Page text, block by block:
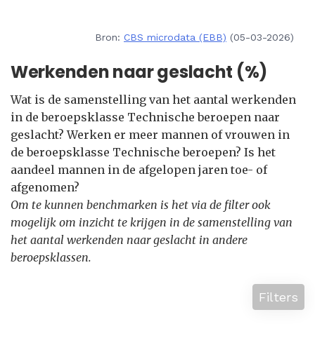
Bron: CBS microdata (EBB) (05-03-2026)
Werkenden naar geslacht (%)
Wat is de samenstelling van het aantal werkenden
in de beroepsklasse Technische beroepen naar
geslacht? Werken er meer mannen of vrouwen in
de beroepsklasse Technische beroepen? Is het
aandeel mannen in de afgelopen jaren toe- of
afgenomen?
Om te kunnen benchmarken is het via de filter ook
mogelijk om inzicht te krijgen in de samenstelling van
het aantal werkenden naar geslacht in andere
beroepsklassen.
Filters